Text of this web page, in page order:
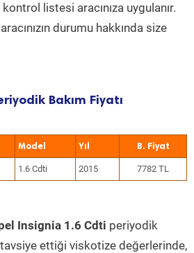
listesi aracınıza uygulanır.
durumu hakkında size
Bakım Fiyatı
Model Yıl
1.6 Cdti 2015 7782 TL
Insignia 1.6 Cdti periyodik
tavsiye ettiği viskotize değerlerinde,